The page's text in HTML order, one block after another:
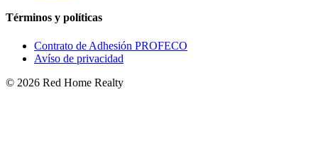
Términos y políticas
Contrato de Adhesión PROFECO
Avíso de privacidad
© 2026 Red Home Realty